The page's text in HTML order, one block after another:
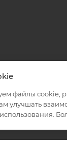
- интернет-
файлы cookie,
улучшать